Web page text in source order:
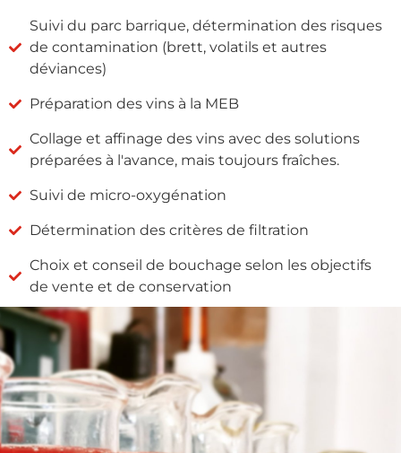
Suivi du parc barrique, détermination des risques
de contamination (brett, volatils et autres
déviances)
Préparation des vins à la MEB
Collage et affinage des vins avec des solutions
préparées à l'avance, mais toujours fraîches.
Suivi de micro-oxygénation
Détermination des critères de filtration
Choix et conseil de bouchage selon les objectifs
de vente et de conservation